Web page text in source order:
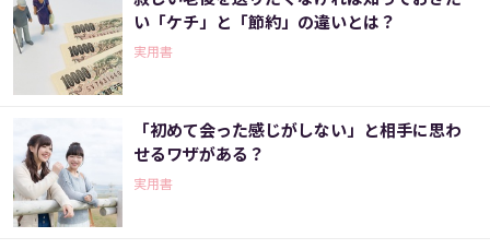
い「ケチ」と「節約」の違いとは？
実用書
「初めて会った感じがしない」と相手に思わ
せるワザがある？
実用書